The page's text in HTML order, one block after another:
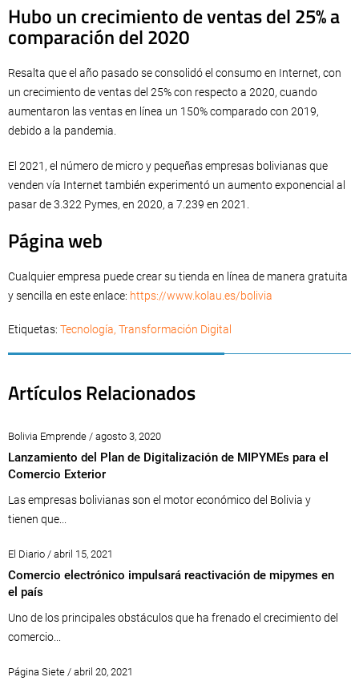
Hubo un crecimiento de ventas del 25% a
comparación del 2020
Resalta que el año pasado se consolidó el consumo en Internet, con
un crecimiento de ventas del 25% con respecto a 2020, cuando
aumentaron las ventas en línea un 150% comparado con 2019,
debido a la pandemia.
El 2021, el número de micro y pequeñas empresas bolivianas que
venden vía Internet también experimentó un aumento exponencial al
pasar de 3.322 Pymes, en 2020, a 7.239 en 2021.
Página web
Cualquier empresa puede crear su tienda en línea de manera gratuita
y sencilla en este enlace: https://www.kolau.es/bolivia
Etiquetas: Tecnología, Transformación Digital
Artículos Relacionados
Bolivia Emprende / agosto 3, 2020
Lanzamiento del Plan de Digitalización de MIPYMEs para el
Comercio Exterior
Las empresas bolivianas son el motor económico del Bolivia y
tienen que...
El Diario / abril 15, 2021
Comercio electrónico impulsará reactivación de mipymes en
el país
Uno de los principales obstáculos que ha frenado el crecimiento del
comercio...
Página Siete / abril 20, 2021